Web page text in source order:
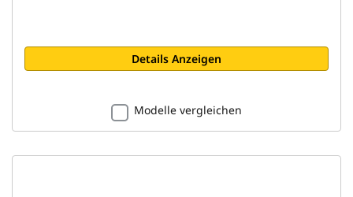
Details Anzeigen
Modelle vergleichen